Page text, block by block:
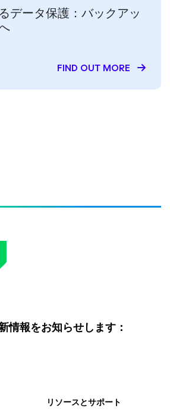
データ保護：バックアッ
FIND OUT MORE
情報をお知らせします：
リソースとサポート